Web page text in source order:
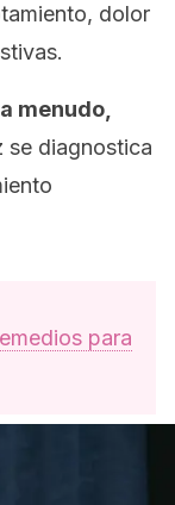
dolor
menudo,
se diagnostica
para